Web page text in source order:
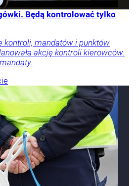
Będą kontrolować tylko
kontroli, mandatów i punktów
akcję kontroli kierowców.